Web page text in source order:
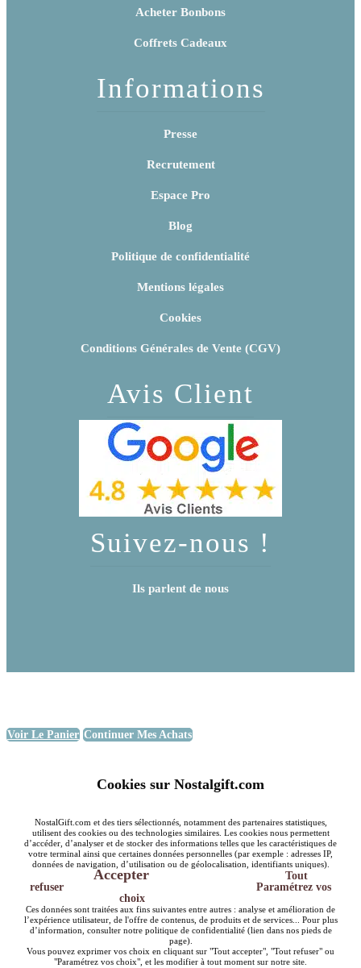
Acheter Bonbons
Coffrets Cadeaux
Informations
Presse
Recrutement
Espace Pro
Blog
Politique de confidentialité
Mentions légales
Cookies
Conditions Générales de Vente (CGV)
Avis Client
Suivez-nous !
Ils parlent de nous
Voir Le Panier Continuer Mes Achats
Cookies sur Nostalgift.com
NostalGift.com et des tiers sélectionnés, notamment des partenaires statistiques,
utilisent des cookies ou des technologies similaires. Les cookies nous permettent
d’accéder, d’analyser et de stocker des informations telles que les caractéristiques de
votre terminal ainsi que certaines données personnelles (par exemple : adresses IP,
données de navigation, d’utilisation ou de géolocalisation, identifiants uniques).
Accepter
Tout
refuser
Paramétrez vos
choix
Ces données sont traitées aux fins suivantes entre autres : analyse et amélioration de
l’expérience utilisateur, de l'offre de contenus, de produits et de services... Pour plus
d’information, consulter notre politique de confidentialité (lien dans nos pieds de
page).
Vous pouvez exprimer vos choix en cliquant sur "Tout accepter", "Tout refuser" ou
"Paramétrez vos choix", et les modifier à tout moment sur notre site.